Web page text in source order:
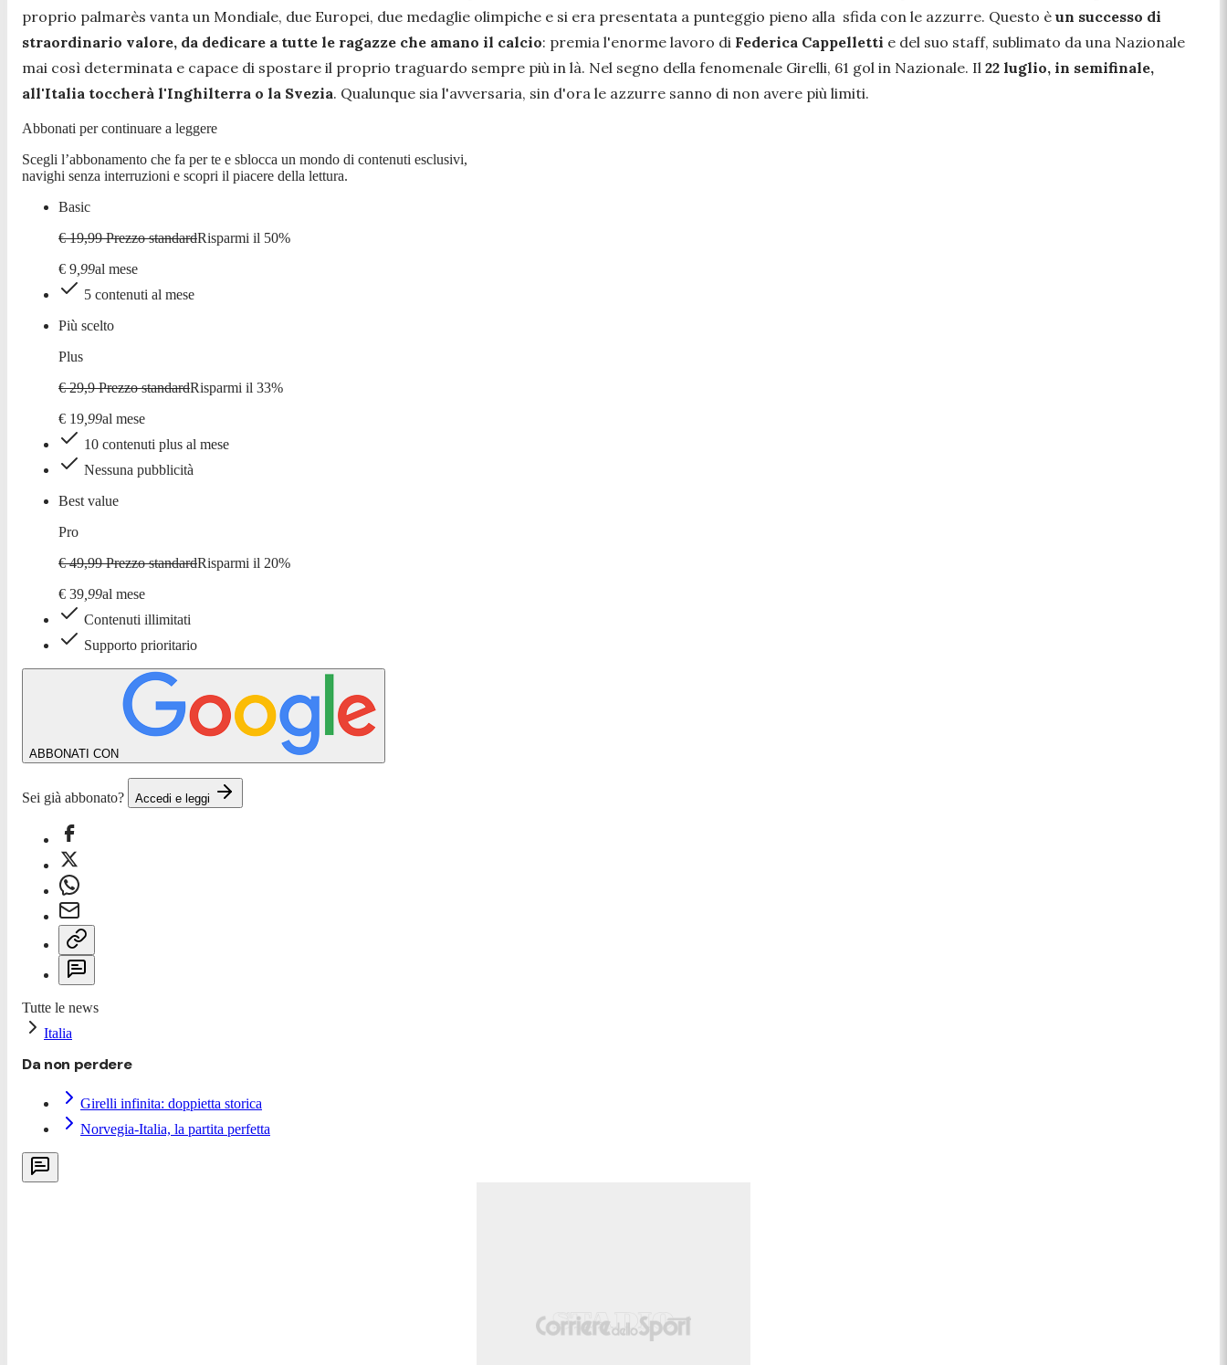
proprio palmarès vanta un Mondiale, due Europei, due medaglie olimpiche e si era presentata a punteggio pieno alla sfida con le azzurre. Questo è un successo di
straordinario valore, da dedicare a tutte le ragazze che amano il calcio: premia l'enorme lavoro di Federica Cappelletti e del suo staff, sublimato da una Nazionale
mai così determinata e capace di spostare il proprio traguardo sempre più in là. Nel segno della fenomenale Girelli, 61 gol in Nazionale. Il 22 luglio, in semifinale,
all'Italia toccherà l'Inghilterra o la Svezia. Qualunque sia l'avversaria, sin d'ora le azzurre sanno di non avere più limiti.
Abbonati per continuare a leggere
Scegli l’abbonamento che fa per te e sblocca un mondo di contenuti esclusivi,
navighi senza interruzioni e scopri il piacere della lettura.
Basic
€ 19,99 Prezzo standardRisparmi il 50%
€ 9,99al mese
5 contenuti al mese
Più scelto
Plus
€ 29,9 Prezzo standardRisparmi il 33%
€ 19,99al mese
10 contenuti plus al mese
Nessuna pubblicità
Best value
Pro
€ 49,99 Prezzo standardRisparmi il 20%
€ 39,99al mese
Contenuti illimitati
Supporto prioritario
ABBONATI CON
Sei già abbonato? Accedi e leggi
Tutte le news
Italia
Da non perdere
Girelli infinita: doppietta storica
Norvegia-Italia, la partita perfetta